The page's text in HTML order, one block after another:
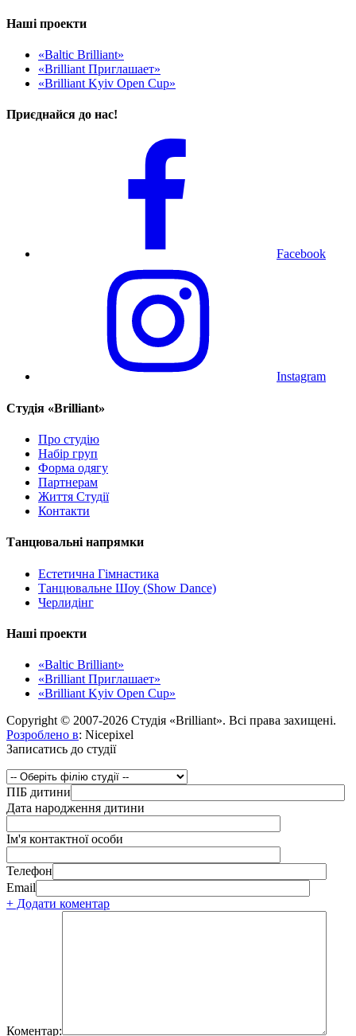
Наші проекти
«Baltic Brilliant»
«Brilliant Приглашает»
«Brilliant Kyiv Open Cup»
Приєднайся до нас!
Facebook
Instagram
Cтудія «Brilliant»
Про студію
Набір груп
Форма одягу
Партнерам
Життя Студії
Контакти
Танцювальні напрямки
Естетична Гімнастика
Танцювальне Шоу (Show Dance)
Черлидінг
Наші проекти
«Baltic Brilliant»
«Brilliant Приглашает»
«Brilliant Kyiv Open Cup»
Copyright © 2007-2026 Студія «Brilliant». Всі права захищені.
Розроблено в: Nicepixel
Записатись до студії
ПІБ дитини
Дата народження дитини
Ім'я контактної особи
Телефон
Email
+ Додати коментар
Коментар: